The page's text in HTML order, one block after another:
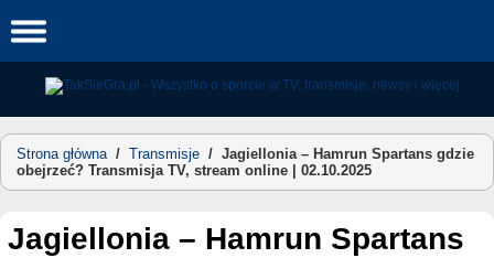
to
Strona główna/ Transmisje / Jagiellonia – Hamrun Spartans gdzie
obejrzeć? Transmisja TV, stream online | 02.10.2025
Jagiellonia – Hamrun Spartans